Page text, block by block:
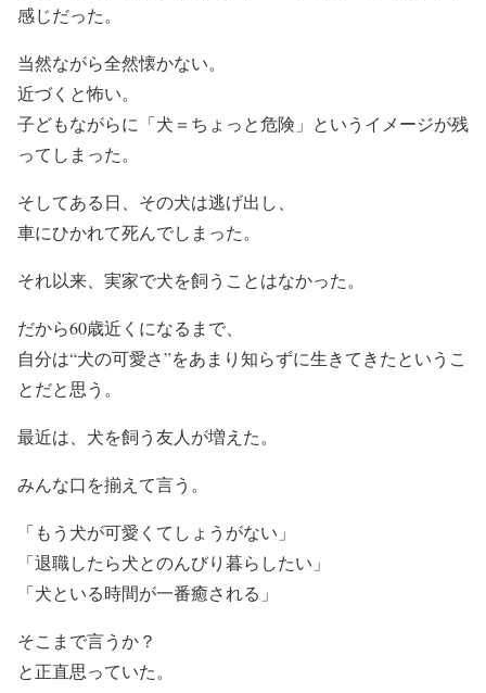
感じだった。
当然ながら全然懐かない。
近づくと怖い。
子どもながらに「犬＝ちょっと危険」というイメージが残
ってしまった。
そしてある日、その犬は逃げ出し、
車にひかれて死んでしまった。
それ以来、実家で犬を飼うことはなかった。
だから60歳近くになるまで、
自分は“犬の可愛さ”をあまり知らずに生きてきたというこ
とだと思う。
最近は、犬を飼う友人が増えた。
みんな口を揃えて言う。
「もう犬が可愛くてしょうがない」
「退職したら犬とのんびり暮らしたい」
「犬といる時間が一番癒される」
そこまで言うか？
と正直思っていた。